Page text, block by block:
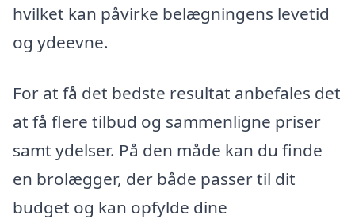
hvilket kan påvirke belægningens levetid
og ydeevne.
For at få det bedste resultat anbefales det
at få flere tilbud og sammenligne priser
samt ydelser. På den måde kan du finde
en brolægger, der både passer til dit
budget og kan opfylde dine